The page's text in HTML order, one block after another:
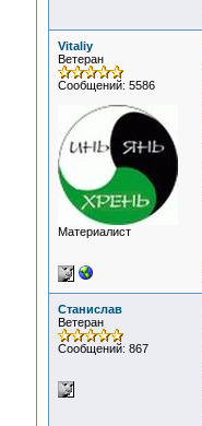
Vitaliy
Ветеран
Сообщений: 5586
Материалист
Станислав
Ветеран
Сообщений: 867